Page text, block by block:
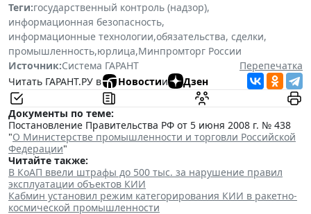
Теги:государственный контроль (надзор),
информационная безопасность,
информационные технологии,обязательства, сделки,
промышленность,юрлица,Минпромторг России
Источник:Система ГАРАНТ
Перепечатка
Читать ГАРАНТ.РУ в
Новостии Дзен
Документы по теме:
Постановление Правительства РФ от 5 июня 2008 г. № 438
"О Министерстве промышленности и торговли Российской
Федерации"
Читайте также:
В КоАП ввели штрафы до 500 тыс. за нарушение правил
эксплуатации объектов КИИ
Кабмин установил режим категорирования КИИ в ракетно-
космической промышленности